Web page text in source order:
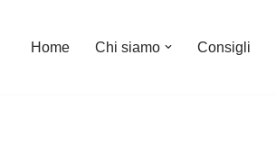
Home Chi siamo Consigli